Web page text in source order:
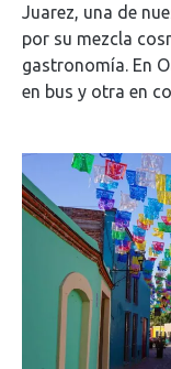
Juarez, una de
por su mezcla
gastronomía. En
en bus y otra en